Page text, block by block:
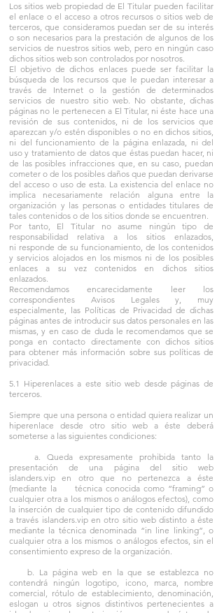
Los sitios web propiedad de El Titular pueden facilitar
el enlace o el acceso a otros recursos o sitios web de
terceros, que consideramos puedan ser de su interés
o son necesarios para la prestación de algunos de los
servicios de nuestros sitios web, pero en ningún caso
dichos sitios web son controlados por nosotros.
El objetivo de dichos enlaces puede ser facilitar la
búsqueda de los recursos que le puedan interesar a
través de Internet o la gestión de determinados
servicios de nuestro sitio web. No obstante, dichas
páginas no le pertenecen a El Titular, ni éste hace una
revisión de sus contenidos, ni de los servicios que
aparezcan y/o estén disponibles o no en dichos sitios,
ni del funcionamiento de la página enlazada, ni del
uso y tratamiento de datos que éstas puedan hacer, ni
de las posibles infracciones que, en su caso, puedan
cometer o de los posibles daños que puedan derivarse
del acceso o uso de esta. La existencia del enlace no
implica necesariamente relación alguna entre la
organización y las personas o entidades titulares de
tales contenidos o de los sitios donde se encuentren.
Por tanto, El Titular no asume ningún tipo de
responsabilidad relativa a los sitios enlazados,
ni responde de su funcionamiento, de los contenidos
y servicios alojados en los mismos ni de los posibles
enlaces a su vez contenidos en dichos sitios
enlazados.
Recomendamos encarecidamente leer los
correspondientes Avisos Legales y, muy
especialmente, las Políticas de Privacidad de dichas
páginas antes de introducir sus datos personales en las
mismas, y en caso de duda le recomendamos que se
ponga en contacto directamente con dichos sitios
para obtener más información sobre sus políticas de
privacidad.
5.1 Hiperenlaces a este sitio web desde páginas de
terceros.
Siempre que una persona o entidad quiera realizar un
hiperenlace desde otro sitio web a éste deberá
someterse a las siguientes condiciones:
a. Queda expresamente prohibida tanto la
presentación de una página del sitio web
islanders.vip en otro que no pertenezca a éste
(mediante la técnica conocida como “framing” o
cualquier otra a los mismos o análogos efectos), como
la inserción de cualquier tipo de contenido difundido
a través islanders.vip en otro sitio web distinto a éste
mediante la técnica denominada “in line linking”, o
cualquier otra a los mismos o análogos efectos, sin el
consentimiento expreso de la organización.
b. La página web en la que se establezca no
contendrá ningún logotipo, icono, marca, nombre
comercial, rótulo de establecimiento, denominación,
eslogan u otros signos distintivos pertenecientes a